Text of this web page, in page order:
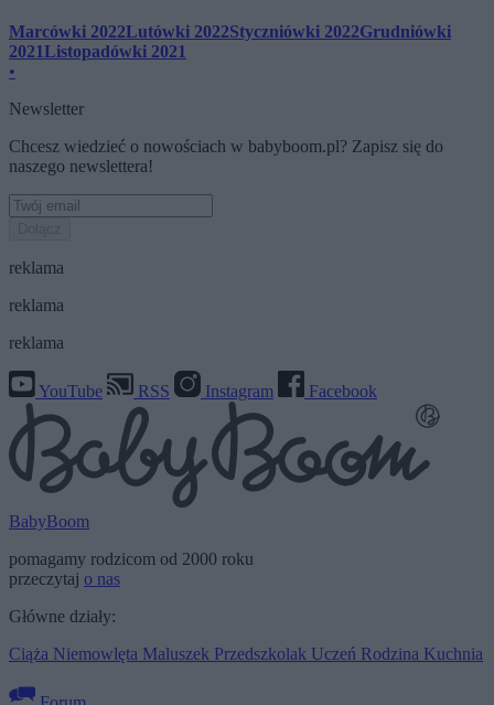
Marcówki 2022Lutówki 2022Styczniówki 2022Grudniówki
2021Listopadówki 2021
•
Newsletter
Chcesz wiedzieć o nowościach w babyboom.pl? Zapisz się do
naszego newslettera!
reklama
reklama
reklama
YouTube RSS Instagram Facebook
BabyBoom
pomagamy rodzicom od 2000 roku
przeczytaj o nas
Główne działy:
Ciąża Niemowlęta Maluszek Przedszkolak Uczeń Rodzina Kuchnia